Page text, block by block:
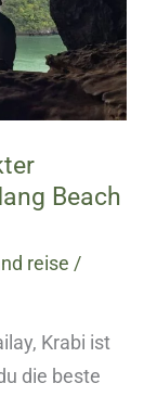
Beach
reise /
Krabi ist
die beste